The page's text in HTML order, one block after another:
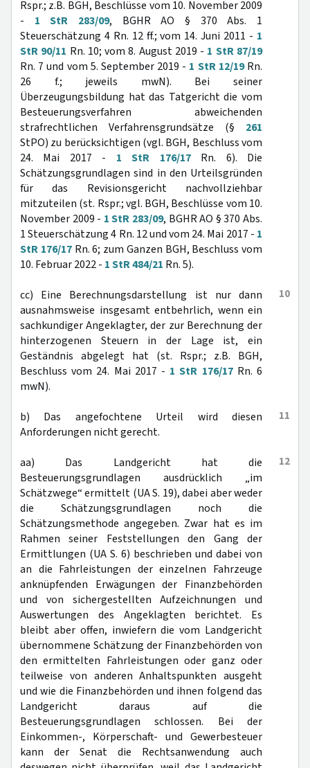
Rspr.; z.B. BGH, Beschlüsse vom 10. November 2009
- 1 StR 283/09, BGHR AO § 370 Abs. 1
Steuerschätzung 4 Rn. 12 ff.; vom 14. Juni 2011 - 1
StR 90/11 Rn. 10; vom 8. August 2019 - 1 StR 87/19
Rn. 7 und vom 5. September 2019 - 1 StR 12/19Rn.
26 f.; jeweils mwN). Bei seiner
Überzeugungsbildung hat das Tatgericht die vom
Besteuerungsverfahren abweichenden
strafrechtlichen Verfahrensgrundsätze (§ 261
StPO) zu berücksichtigen (vgl. BGH, Beschluss vom
24. Mai 2017 - 1 StR 176/17Rn. 6). Die
Schätzungsgrundlagen sind in den Urteilsgründen
für das Revisionsgericht nachvollziehbar
mitzuteilen (st. Rspr.; vgl. BGH, Beschlüsse vom 10.
November 2009 - 1 StR 283/09, BGHR AO § 370 Abs.
1 Steuerschätzung 4 Rn. 12 und vom 24. Mai 2017 - 1
StR 176/17Rn. 6; zum Ganzen BGH, Beschluss vom
10. Februar 2022 - 1 StR 484/21 Rn. 5).
10
cc) Eine Berechnungsdarstellung ist nur dann
ausnahmsweise insgesamt entbehrlich, wenn ein
sachkundiger Angeklagter, der zur Berechnung der
hinterzogenen Steuern in der Lage ist, ein
Geständnis abgelegt hat (st. Rspr.; z.B. BGH,
Beschluss vom 24. Mai 2017 - 1 StR 176/17Rn. 6
mwN).
11
b) Das angefochtene Urteil wird diesen
Anforderungen nicht gerecht.
12
aa) Das Landgericht hat die
Besteuerungsgrundlagen ausdrücklich „im
Schätzwege“ ermittelt (UA S. 19), dabei aber weder
die Schätzungsgrundlagen noch die
Schätzungsmethode angegeben. Zwar hat es im
Rahmen seiner Feststellungen den Gang der
Ermittlungen (UA S. 6) beschrieben und dabei von
an die Fahrleistungen der einzelnen Fahrzeuge
anknüpfenden Erwägungen der Finanzbehörden
und von sichergestellten Aufzeichnungen und
Auswertungen des Angeklagten berichtet. Es
bleibt aber offen, inwiefern die vom Landgericht
übernommene Schätzung der Finanzbehörden von
den ermittelten Fahrleistungen oder ganz oder
teilweise von anderen Anhaltspunkten ausgeht
und wie die Finanzbehörden und ihnen folgend das
Landgericht daraus auf die
Besteuerungsgrundlagen schlossen. Bei der
Einkommen-, Körperschaft- und Gewerbesteuer
kann der Senat die Rechtsanwendung auch